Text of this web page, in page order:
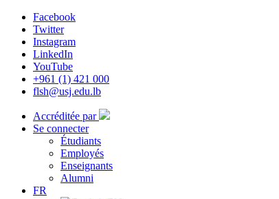
Facebook
Twitter
Instagram
LinkedIn
YouTube
+961 (1) 421 000
flsh@usj.edu.lb
Accréditée par
Se connecter
Étudiants
Employés
Enseignants
Alumni
FR